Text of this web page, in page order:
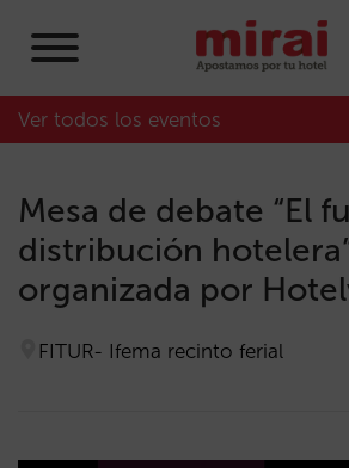
Ver todos los eventos
Mesa de debate “El
distribución
organizada por
FITUR- Ifema recinto ferial